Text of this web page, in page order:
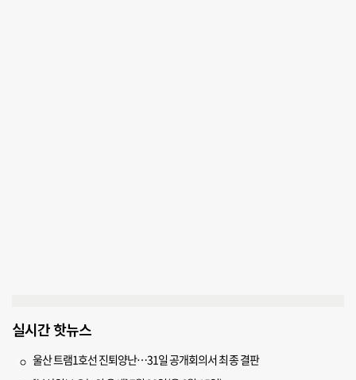
실시간 핫뉴스
울산 트램1호선 진퇴양난…31일 공개회의서 최종 결판